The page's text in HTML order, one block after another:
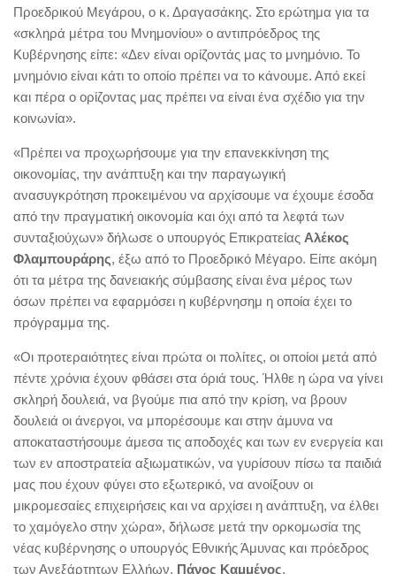
Προεδρικού Μεγάρου, ο κ. Δραγασάκης. Στο ερώτημα για τα
«σκληρά μέτρα του Μνημονίου» ο αντιπρόεδρος της
Κυβέρνησης είπε: «Δεν είναι ορίζοντάς μας το μνημόνιο. Το
μνημόνιο είναι κάτι το οποίο πρέπει να το κάνουμε. Από εκεί
και πέρα ο ορίζοντας μας πρέπει να είναι ένα σχέδιο για την
κοινωνία».
«Πρέπει να προχωρήσουμε για την επανεκκίνηση της
οικονομίας, την ανάπτυξη και την παραγωγική
ανασυγκρότηση προκειμένου να αρχίσουμε να έχουμε έσοδα
από την πραγματική οικονομία και όχι από τα λεφτά των
συνταξιούχων» δήλωσε ο υπουργός Επικρατείας Αλέκος
Φλαμπουράρης, έξω από το Προεδρικό Μέγαρο. Είπε ακόμη
ότι τα μέτρα της δανειακής σύμβασης είναι ένα μέρος των
όσων πρέπει να εφαρμόσει η κυβέρνησημ η οποία έχει το
πρόγραμμα της.
«Οι προτεραιότητες είναι πρώτα οι πολίτες, οι οποίοι μετά από
πέντε χρόνια έχουν φθάσει στα όριά τους. Ήλθε η ώρα να γίνει
σκληρή δουλειά, να βγούμε πια από την κρίση, να βρουν
δουλειά οι άνεργοι, να μπορέσουμε και στην άμυνα να
αποκαταστήσουμε άμεσα τις αποδοχές και των εν ενεργεία και
των εν αποστρατεία αξιωματικών, να γυρίσουν πίσω τα παιδιά
μας που έχουν φύγει στο εξωτερικό, να ανοίξουν οι
μικρομεσαίες επιχειρήσεις και να αρχίσει η ανάπτυξη, να έλθει
το χαμόγελο στην χώρα», δήλωσε μετά την ορκομωσία της
νέας κυβέρνησης ο υπουργός Εθνικής Άμυνας και πρόεδρος
των Ανεξάρτητων Ελλήων, Πάνος Καμμένος.